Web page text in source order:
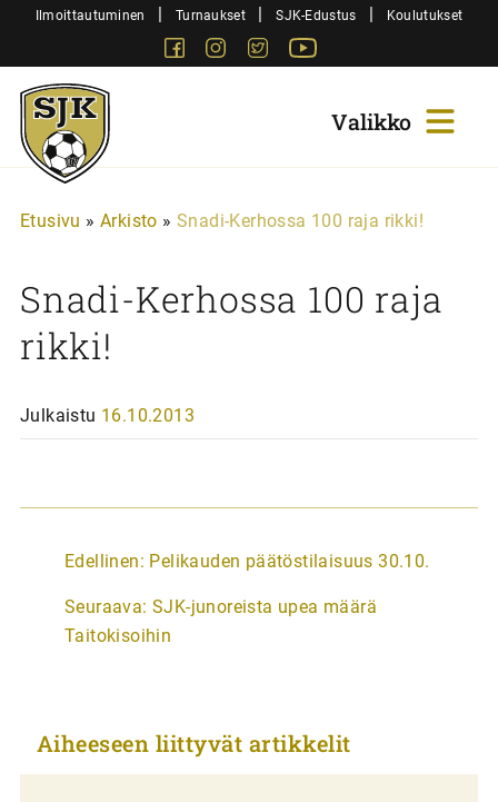
SiirryIlmoittautuminen | Turnaukset | SJK-Edustus | Koulutukset
FacebookInstagram
Twitter
Sjk-
Juniorit
Etusivu » Arkisto » Snadi-Kerhossa 100 raja rikki!
Snadi-Kerhossa 100 raja
rikki!
Julkaistu 16.10.2013
A
t
i
e
Edellinen: Pelikauden päätöstilaisuus 30.10.
Seuraava: SJK-junoreista upea määrä
Taitokisoihin
Aiheeseen liittyvät artikkelit